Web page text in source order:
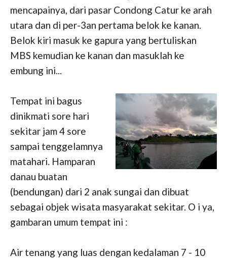
mencapainya, dari pasar Condong Catur ke arah
utara dan di per-3an pertama belok ke kanan.
Belok kiri masuk ke gapura yang bertuliskan
MBS kemudian ke kanan dan masuklah ke
embung ini...
Tempat ini bagus
dinikmati sore hari
sekitar jam 4 sore
sampai tenggelamnya
matahari. Hamparan
danau buatan
(bendungan) dari 2 anak sungai dan dibuat
sebagai objek wisata masyarakat sekitar. O i ya,
gambaran umum tempat ini :
Air tenang yang luas dengan kedalaman 7 - 10